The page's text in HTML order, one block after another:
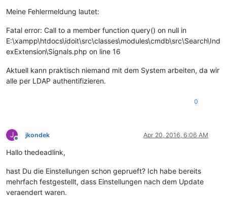
Meine Fehlermeldung lautet:
Fatal error: Call to a member function query() on null in
E:\xampp\htdocs\idoit\src\classes\modules\cmdb\src\Search\Ind
exExtension\Signals.php on line 16
Aktuell kann praktisch niemand mit dem System arbeiten, da wir
alle per LDAP authentifizieren.
0
J
Offline
jkondek Apr 20, 2016, 6:06 AM
Hallo thedeadlink,
hast Du die Einstellungen schon geprueft? Ich habe bereits
mehrfach festgestellt, dass Einstellungen nach dem Update
veraendert waren.